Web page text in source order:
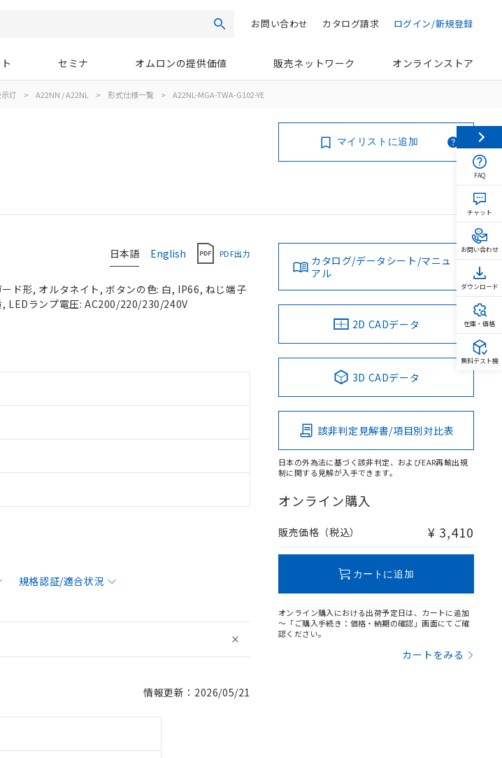
検索 ログイン/新規登録
カタログ請求
お問い合わせ
セミナ オムロンの提供価値 販売ネットワーク オンラインストア
灯 > A22NN / A22NL > 形式仕様一覧 > A22NL-MGA-TWA-G102-YE
マイリストに追加
日本語 English PDF出力
ド形, オルタネイト, ボタンの色: 白, IP66, ねじ端子
LEDランプ電圧: AC200/220/230/240V
規格認証/適合状況
情報更新：2026/05/21
カタログ/データシート/マニュ
アル
2D CADデータ
3D CADデータ
該非判定見解書/項目別対比表
日本の外為法に基づく該非判定、およびEAR再輸出規
制に関する見解が入手できます。
オンライン購入
販売価格（税込） ¥ 3,410
カートに追加
オンライン購入における出荷予定日は、カートに追加
～「ご購入手続き：価格・納期の確認」画面にてご確
認ください。
カートをみる
FAQ
チャット
お問い合わせ
ダウンロード
在庫・価格
無料テスト機